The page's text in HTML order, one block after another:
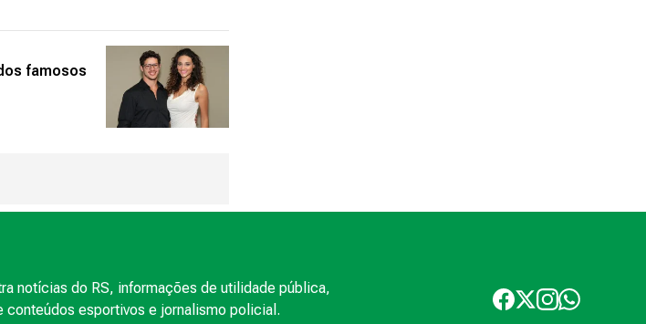
famosos
notícias do RS, informações de utilidade pública,
conteúdos esportivos e jornalismo policial.